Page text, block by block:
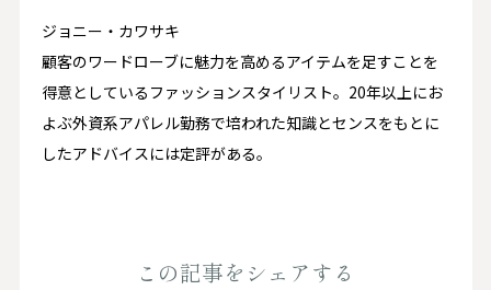
ジョニー・カワサキ
顧客のワードローブに魅力を高めるアイテムを足すことを
得意としているファッションスタイリスト。20年以上にお
よぶ外資系アパレル勤務で培われた知識とセンスをもとに
したアドバイスには定評がある。
この記事をシェアする